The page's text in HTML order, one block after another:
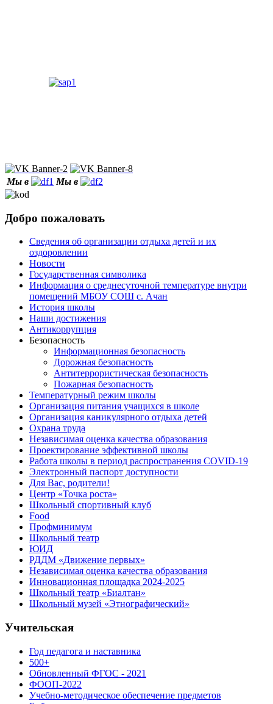
Мы в Мы в
Добро пожаловать
Сведения об организации отдыха детей и их
оздоровлении
Новости
Государственная символика
Информация о среднесуточной температуре внутри
помещений МБОУ СОШ с. Ачан
История школы
Наши достижения
Антикоррупция
Безопасность
Информационная безопасность
Дорожная безопасность
Антитеррористическая безопасность
Пожарная безопасность
Температурный режим школы
Организация питания учащихся в школе
Организация каникулярного отдыха детей
Охрана труда
Независимая оценка качества образования
Проектирование эффективной школы
Работа школы в период распространения COVID-19
Электронный паспорт доступности
Для Вас, родители!
Центр «Точка роста»
Школьный спортивный клуб
Food
Профминимум
Школьный театр
ЮИД
РДДМ «Движение первых»
Независимая оценка качества образования
Инновационная площадка 2024-2025
Школьный театр «Биалтан»
Школьный музей «Этнографический»
Учительская
Год педагога и наставника
500+
Обновленный ФГОС - 2021
ФООП-2022
Учебно-методическое обеспечение предметов